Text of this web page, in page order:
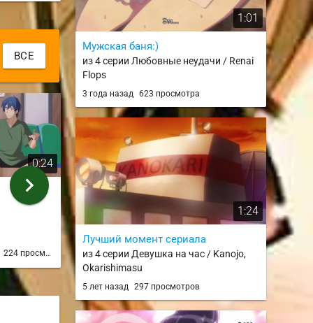
ВСЕ
0:24
224 просмотра
0:20
чмомб
из 1 серии
kiwa
3 года назад 203 просмотра
из 12 серии
chevron_right
1:01
Мужская баня:)
из 4 серии Любовные неудачи / Renai
Flops
3 года назад 623 просмотра
1:24
Лучший момент сериала
из 4 серии Девушка на час / Kanojo,
Okarishimasu
5 лет назад 297 просмотров